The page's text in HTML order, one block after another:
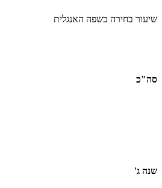
שיעור בחירה בשפה האנגלית
סה"כ
שנה ג'